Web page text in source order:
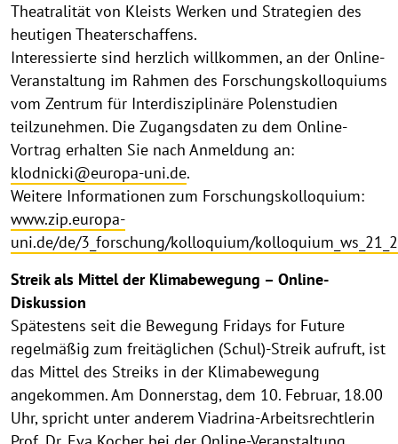
Theatralität von Kleists Werken und Strategien des
heutigen Theaterschaffens.
Interessierte sind herzlich willkommen, an der Online-
Veranstaltung im Rahmen des Forschungskolloquiums
vom Zentrum für Interdisziplinäre Polenstudien
teilzunehmen. Die Zugangsdaten zu dem Online-
Vortrag erhalten Sie nach Anmeldung an:
klodnicki@europa-uni.de.
Weitere Informationen zum Forschungskolloquium:
www.zip.europa-
uni.de/de/3_forschung/kolloquium/
Streik als Mittel der Klimabewegung – Online-
Diskussion
Spätestens seit die Bewegung Fridays for Future
regelmäßig zum freitäglichen (Schul)-Streik aufruft, ist
das Mittel des Streiks in der Klimabewegung
angekommen. Am Donnerstag, dem 10. Februar, 18.00
Uhr, spricht unter anderem Viadrina-Arbeitsrechtlerin